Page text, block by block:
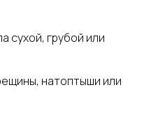
сухой, грубой или
натоптыши или